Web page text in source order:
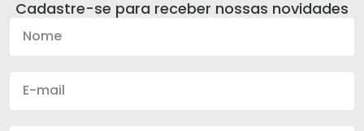
Cadastre-se para receber nossas novidades